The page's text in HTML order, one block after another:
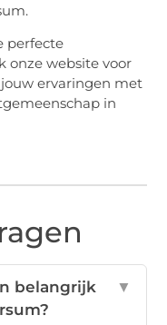
perfecte
onze website voor
ervaringen met
in
belangrijk
▼